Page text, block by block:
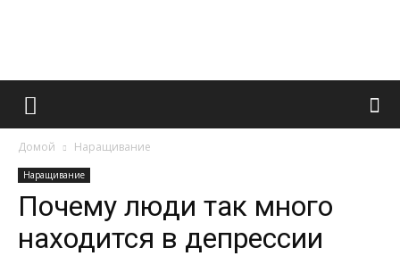
Французский
и
Домой Наращивание
Наращивание
Почему люди так много
находится в депрессии